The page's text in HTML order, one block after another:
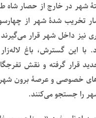
شهر در خارج از حصار
شاه حصار تخریب شدۀ شهر از
داخل شهر قرار می‌گیرند
با این گسترش، باغ
قرار گرفته و نقش
خصوصی و عرصۀ برون
را جستجو می‌کنند.